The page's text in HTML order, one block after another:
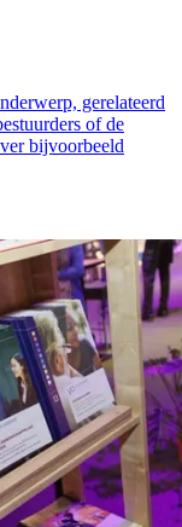
gerelateerd
of de
bijvoorbeeld